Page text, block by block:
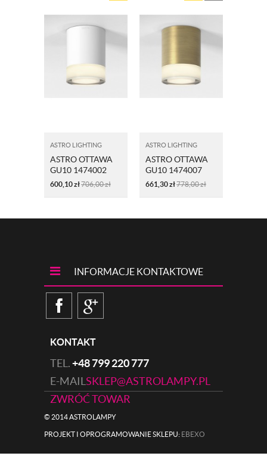
ASTRO LIGHTING
ASTRO OTTAWA
GU10 1474002
BIAŁA
600,10zł706,00zł
ASTRO LIGHTING
ASTRO OTTAWA
GU10 1474007
MOSIĄDZ
661,30zł778,00zł
INFORMACJE KONTAKTOWE
KONTAKT
TEL.+48 799 220 777
E-MAIL SKLEP@ASTROLAMPY.PL
ZWRÓĆ TOWAR
© 2014 ASTROLAMPY
|
PROJEKT I OPROGRAMOWANIE SKLEPU: EBEXO